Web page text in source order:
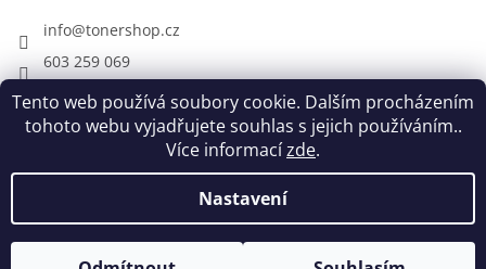
Tento web používá soubory cookie. Dalším procházením
tohoto webu vyjadřujete souhlas s jejich používáním..
Více informacízde.
Nastavení
info@tonershop.cz
603 259 069
Vytvořil Shoptet